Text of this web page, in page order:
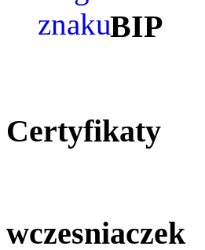
BIP
Certyfikaty
wczesniaczek